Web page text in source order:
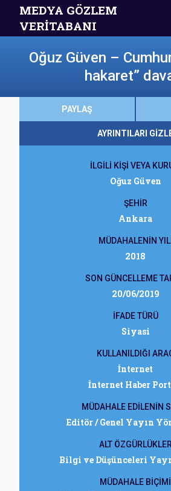
MEDYA GÖZLEM
VERİTABANI
Oğuz Güven –
hakaret”
PAYLAŞ
AYRINTILARI
İLGİLİ KİŞİ VEYA
Oğuz Güven
ŞEHİR
Ankara
MÜDAHALENİN YILI
2018
SON GÜNCELLEME
20/06/2019
İFADE TÜRÜ
Siyasi
KULLANILDIĞI
İnternet
İnternet Haber
MÜDAHALE EDİLENİN
Editör / Genel Yayın
ALT ÖZGÜRLÜKLER
Bilgi ve Düşünceleri
MÜDAHALE BİÇİMİ